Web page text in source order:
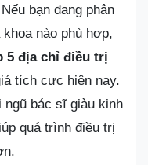
bạn đang phân
nào phù hợp,
5 địa chỉ điều trị
tích cực hiện nay.
bác sĩ giàu kinh
quá trình điều trị